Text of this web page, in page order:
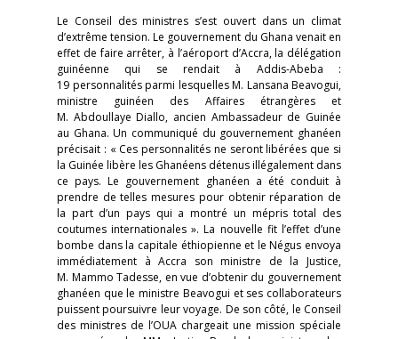
Le Conseil des ministres s’est ouvert dans un climat
d’extrême tension. Le gouvernement du Ghana venait en
effet de faire arrêter, à l’aéroport d’Accra, la délégation
guinéenne qui se rendait à Addis-Abeba :
19 personnalités parmi lesquelles M. Lansana Beavogui,
ministre guinéen des Affaires étrangères et
M. Abdoullaye Diallo, ancien Ambassadeur de Guinée
au Ghana. Un communiqué du gouvernement ghanéen
précisait : « Ces personnalités ne seront libérées que si
la Guinée libère les Ghanéens détenus illégalement dans
ce pays. Le gouvernement ghanéen a été conduit à
prendre de telles mesures pour obtenir réparation de
la part d’un pays qui a montré un mépris total des
coutumes internationales ». La nouvelle fit l’effet d’une
bombe dans la capitale éthiopienne et le Négus envoya
immédiatement à Accra son ministre de la Justice,
M. Mammo Tadesse, en vue d’obtenir du gouvernement
ghanéen que le ministre Beavogui et ses collaborateurs
puissent poursuivre leur voyage. De son côté, le Conseil
des ministres de l’OUA chargeait une mission spéciale